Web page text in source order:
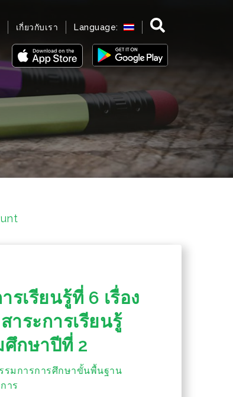
เกี่ยวกับเรา Language:
เรียนรู้ที่ 6 เรื่อง
าระการเรียนรู้
กษาปีที่ 2
รมการการศึกษาขั้นพื้นฐาน
าร